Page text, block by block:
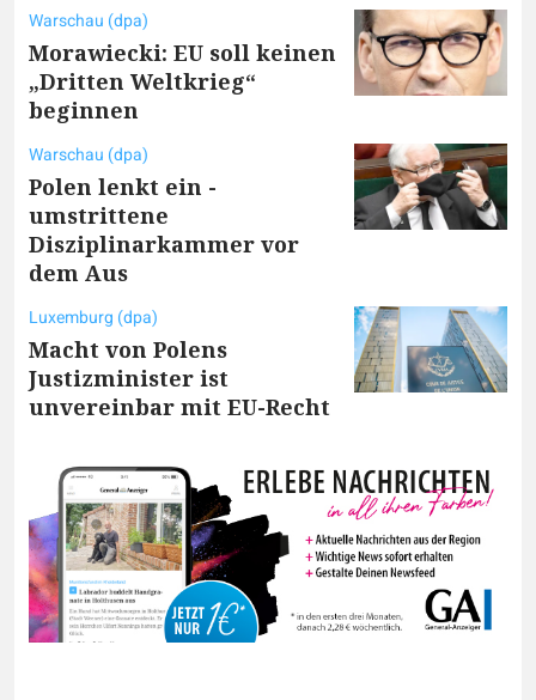
Warschau (dpa)
Morawiecki: EU soll keinen
„Dritten Weltkrieg“
beginnen
Warschau (dpa)
Polen lenkt ein -
umstrittene
Disziplinarkammer vor
dem Aus
Luxemburg (dpa)
Macht von Polens
Justizminister ist
unvereinbar mit EU-Recht